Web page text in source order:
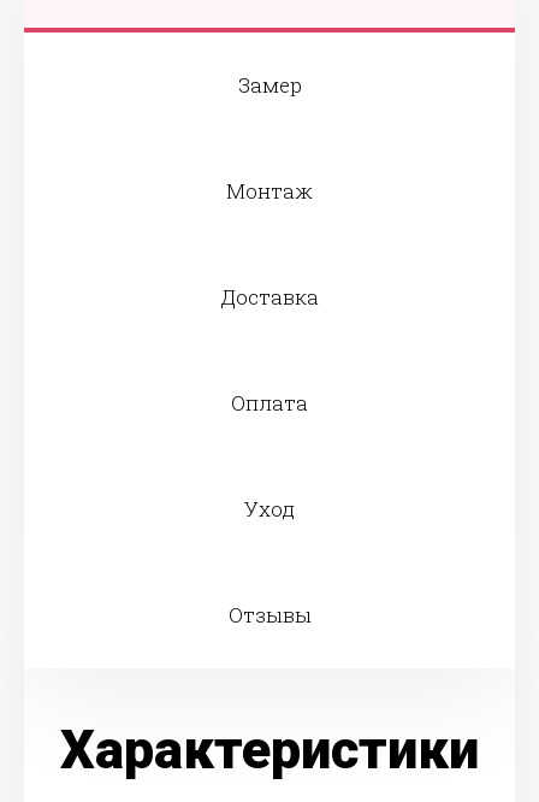
Замер
Монтаж
Доставка
Оплата
Уход
Отзывы
Характеристики